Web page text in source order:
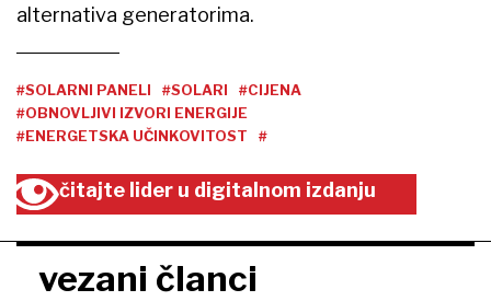
alternativa generatorima.
#SOLARNI PANELI #SOLARI
#CIJENA
#OBNOVLJIVI IZVORI ENERGIJE
#ENERGETSKA UČINKOVITOST
#
čitajte lider u digitalnom izdanju
vezani članci